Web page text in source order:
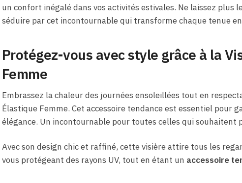
un confort inégalé dans vos activités estivales. Ne laissez
séduire par cet incontournable qui transforme chaque tenue
Protégez-vous avec style grâce à la
Femme
Embrassez la chaleur des journées ensoleillées tout en
Élastique Femme. Cet accessoire tendance est essentiel pour
élégance. Un incontournable pour toutes celles qui
Avec son design chic et raffiné, cette visière attire tous les
vous protégeant des rayons UV, tout en étant un accessoire